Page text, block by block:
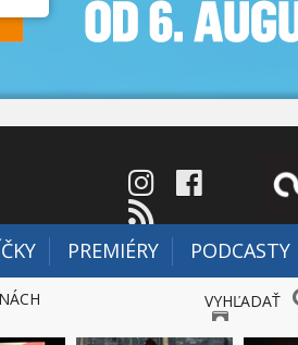
PREMIÉRY PODCASTY
VYHĽADAŤ